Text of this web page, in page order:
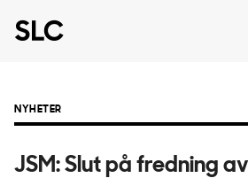
NYHETER
JSM: Slut på fredning av